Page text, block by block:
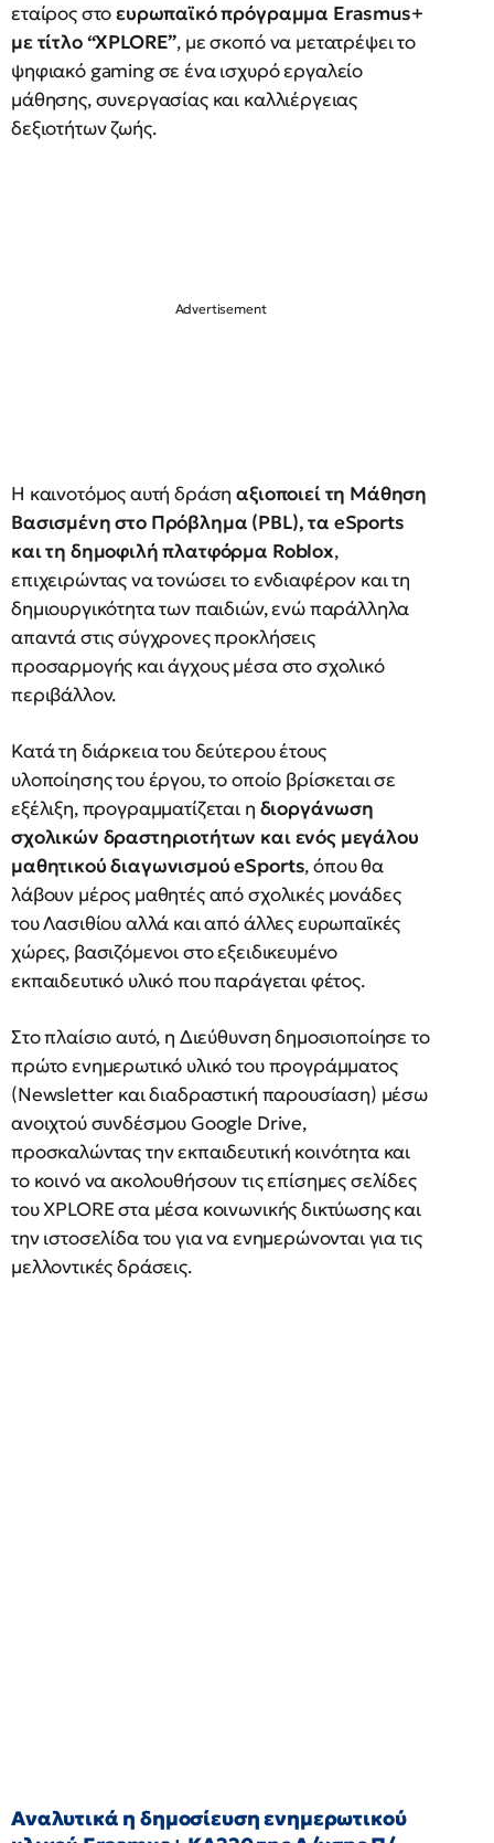
εταίρος στοευρωπαϊκό πρόγραμμα Erasmus+
με τίτλο “XPLORE”, με σκοπό να μετατρέψει το
ψηφιακό gaming σε ένα ισχυρό εργαλείο
μάθησης, συνεργασίας και καλλιέργειας
δεξιοτήτων ζωής.
Η καινοτόμος αυτή δράσηαξιοποιεί τη Μάθηση
Βασισμένη στο Πρόβλημα (PBL), τα eSports
και τη δημοφιλή πλατφόρμα Roblox,
επιχειρώντας να τονώσει το ενδιαφέρον και τη
δημιουργικότητα των παιδιών, ενώ παράλληλα
απαντά στις σύγχρονες προκλήσεις
προσαρμογής και άγχους μέσα στο σχολικό
περιβάλλον.
Κατά τη διάρκεια του δεύτερου έτους
υλοποίησης του έργου, το οποίο βρίσκεται σε
εξέλιξη, προγραμματίζεται η διοργάνωση
σχολικών δραστηριοτήτων και ενός μεγάλου
μαθητικού διαγωνισμού eSports, όπου θα
λάβουν μέρος μαθητές από σχολικές μονάδες
του Λασιθίου αλλά και από άλλες ευρωπαϊκές
χώρες, βασιζόμενοι στο εξειδικευμένο
εκπαιδευτικό υλικό που παράγεται φέτος.
Στο πλαίσιο αυτό, η Διεύθυνση δημοσιοποίησε το
πρώτο ενημερωτικό υλικό του προγράμματος
(Newsletter και διαδραστική παρουσίαση) μέσω
ανοιχτού συνδέσμου Google Drive,
προσκαλώντας την εκπαιδευτική κοινότητα και
το κοινό να ακολουθήσουν τις επίσημες σελίδες
του XPLORE στα μέσα κοινωνικής δικτύωσης και
την ιστοσελίδα του για να ενημερώνονται για τις
μελλοντικές δράσεις.
Αναλυτικά η δημοσίευση ενημερωτικού